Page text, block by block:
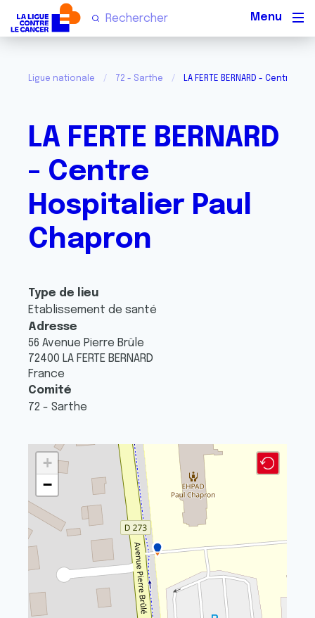
Ligue nationale 72 - Sarthe LA FERTE BERNARD - Centre
LA FERTE BERNARD
- Centre
Hospitalier Paul
Chapron
Type de lieu
Etablissement de santé
Adresse
56 Avenue Pierre Brûle
72400 LA FERTE BERNARD
France
Comité
72 - Sarthe
+
−